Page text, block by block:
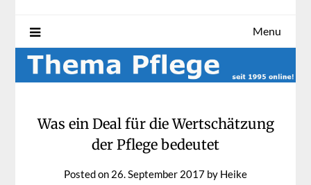
Menu
Was ein Deal für die Wertschätzung
der Pflege bedeutet
Posted on 26. September 2017 by Heike